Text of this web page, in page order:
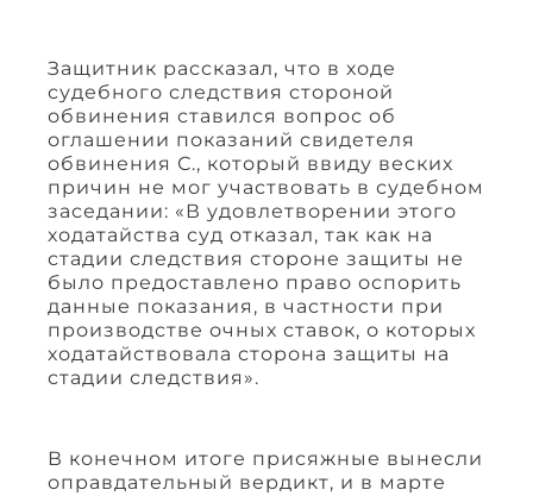
Защитник рассказал, что в ходе
судебного следствия стороной
обвинения ставился вопрос об
оглашении показаний свидетеля
обвинения С., который ввиду веских
причин не мог участвовать в судебном
заседании: «В удовлетворении этого
ходатайства суд отказал, так как на
стадии следствия стороне защиты не
было предоставлено право оспорить
данные показания, в частности при
производстве очных ставок, о которых
ходатайствовала сторона защиты на
стадии следствия».
В конечном итоге присяжные вынесли
оправдательный вердикт, и в марте